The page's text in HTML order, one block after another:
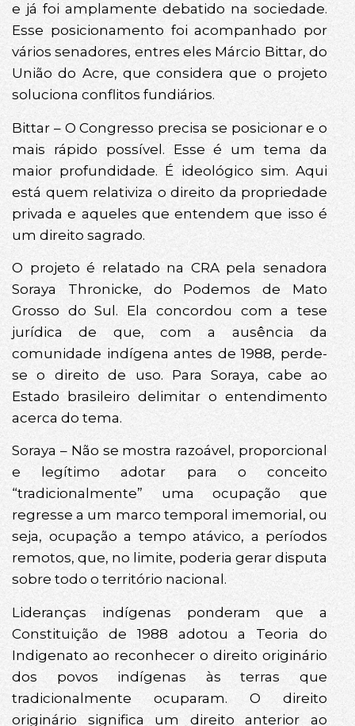
e já foi amplamente debatido na sociedade.
Esse posicionamento foi acompanhado por
vários senadores, entres eles Márcio Bittar, do
União do Acre, que considera que o projeto
soluciona conflitos fundiários.
Bittar – O Congresso precisa se posicionar e o
mais rápido possível. Esse é um tema da
maior profundidade. É ideológico sim. Aqui
está quem relativiza o direito da propriedade
privada e aqueles que entendem que isso é
um direito sagrado.
O projeto é relatado na CRA pela senadora
Soraya Thronicke, do Podemos de Mato
Grosso do Sul. Ela concordou com a tese
jurídica de que, com a ausência da
comunidade indígena antes de 1988, perde-
se o direito de uso. Para Soraya, cabe ao
Estado brasileiro delimitar o entendimento
acerca do tema.
Soraya – Não se mostra razoável, proporcional
e legítimo adotar para o conceito
“tradicionalmente” uma ocupação que
regresse a um marco temporal imemorial, ou
seja, ocupação a tempo atávico, a períodos
remotos, que, no limite, poderia gerar disputa
sobre todo o território nacional.
Lideranças indígenas ponderam que a
Constituição de 1988 adotou a Teoria do
Indigenato ao reconhecer o direito originário
dos povos indígenas às terras que
tradicionalmente ocuparam. O direito
originário significa um direito anterior ao